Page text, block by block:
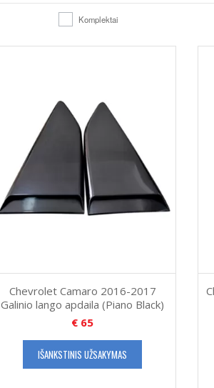
Komplektai
Chevrolet Camaro 2016-2017
Galinio lango apdaila (Piano Black)
€ 65
IŠANKSTINIS UŽSAKYMAS